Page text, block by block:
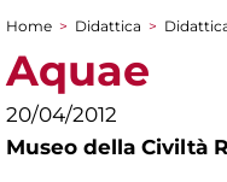
Tu sei qui
Home > Didattica >
Aquae
20/04/2012
Museo della Civiltà